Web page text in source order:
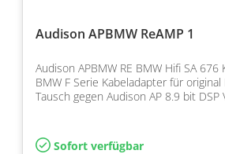
Audison APBMW ReAMP 1
Audison APBMW RE BMW Hifi SA 676
BMW F Serie Kabeladapter für
Tausch gegen Audison AP 8.9 bit DSP
Sofort verfügbar